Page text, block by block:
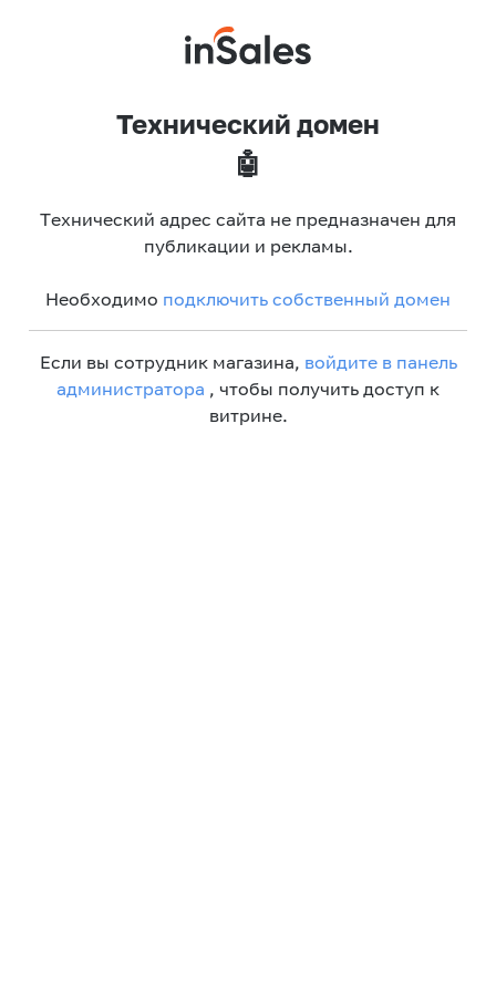
Технический домен
🤖
Технический адрес сайта не предназначен для
публикации и рекламы.
Необходимо подключить собственный домен
Если вы сотрудник магазина, войдите в панель
администратора , чтобы получить доступ к
витрине.